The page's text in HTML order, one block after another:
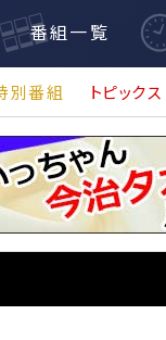
番組一覧
別番組 トピックス